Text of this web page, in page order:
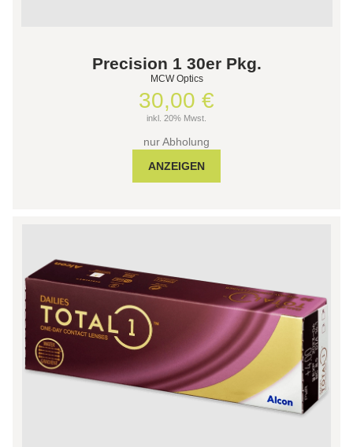
Precision 1 30er Pkg.
MCW Optics
30,00 €
inkl. 20% Mwst.
nur Abholung
ANZEIGEN